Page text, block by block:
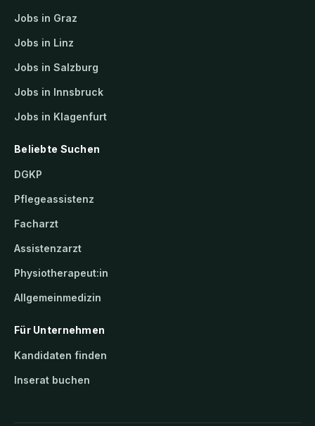
Jobs in Graz
Jobs in Linz
Jobs in Salzburg
Jobs in Innsbruck
Jobs in Klagenfurt
Beliebte Suchen
DGKP
Pflegeassistenz
Facharzt
Assistenzarzt
Physiotherapeut:in
Allgemeinmedizin
Für Unternehmen
Kandidaten finden
Inserat buchen